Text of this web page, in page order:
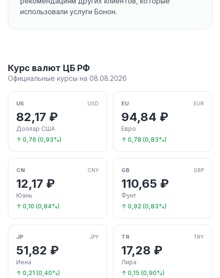
использовали услуги Бонон.
Курс валют ЦБ РФ
Официальные курсы на 08.08.2026
US USD
82,17 ₽
Доллар США
↑ 0,76 (0,93%)
EU EUR
94,84 ₽
Евро
↑ 0,78 (0,83%)
CN CNY
12,17 ₽
Юань
↑ 0,10 (0,84%)
GB GBP
110,65 ₽
Фунт
↑ 0,92 (0,83%)
JP JPY
51,82 ₽
Иена
↑ 0,21 (0,40%)
TR TRY
17,28 ₽
Лира
↑ 0,15 (0,90%)